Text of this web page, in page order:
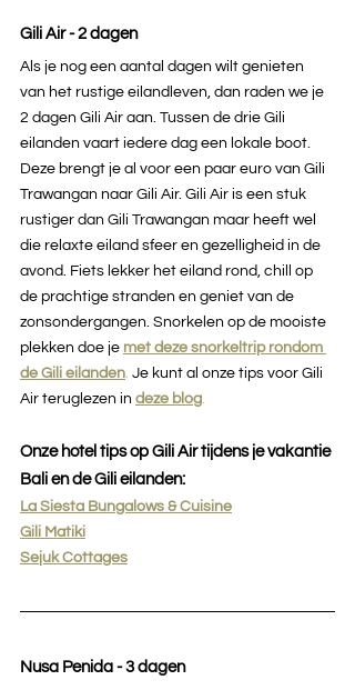
Gili Air - 2 dagen
Als je nog een aantal dagen wilt genieten
van het rustige eilandleven, dan raden we je
2 dagen Gili Air aan. Tussen de drie Gili
eilanden vaart iedere dag een lokale boot.
Deze brengt je al voor een paar euro van Gili
Trawangan naar Gili Air. Gili Air is een stuk
rustiger dan Gili Trawangan maar heeft wel
die relaxte eiland sfeer en gezelligheid in de
avond. Fiets lekker het eiland rond, chill op
de prachtige stranden en geniet van de
zonsondergangen. Snorkelen op de mooiste
plekken doe je met deze snorkeltrip rondom
de Gili eilanden. Je kunt al onze tips voor Gili
Air teruglezen in deze blog.
Onze hotel tips op Gili Air tijdens je vakantie
Bali en de Gili eilanden:
La Siesta Bungalows & Cuisine
Gili Matiki
Sejuk Cottages
Nusa Penida - 3 dagen